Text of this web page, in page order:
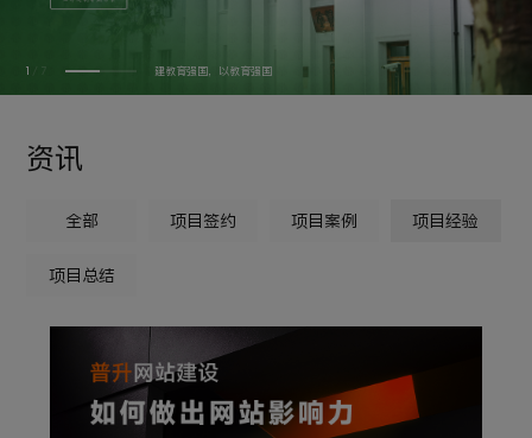
1 建教育强国，以教育强国
资讯
全部 项目签约 项目案例 项目经验
项目总结